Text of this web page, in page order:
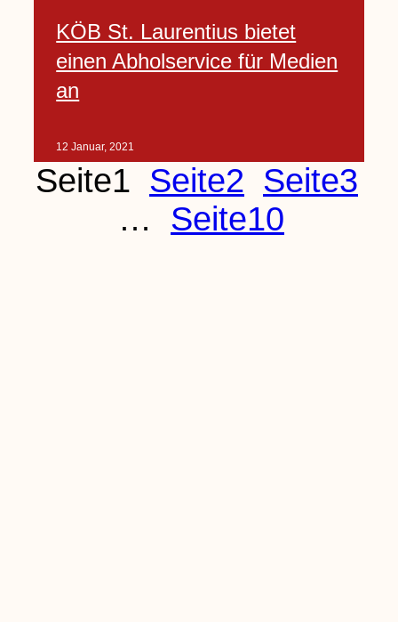
KÖB St. Laurentius bietet
einen Abholservice für Medien
an
12 Januar, 2021
Seite1 Seite2 Seite3
…
Seite10